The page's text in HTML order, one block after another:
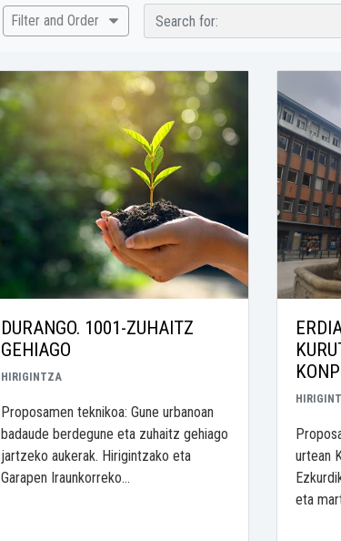
Filter and Order
DURANGO. 1001-ZUHAITZ
GEHIAGO
HIRIGINTZA
Proposamen teknikoa: Gune urbanoan
badaude berdegune eta zuhaitz gehiago
jartzeko aukerak. Hirigintzako eta
Garapen Iraunkorreko...
urtean
eta